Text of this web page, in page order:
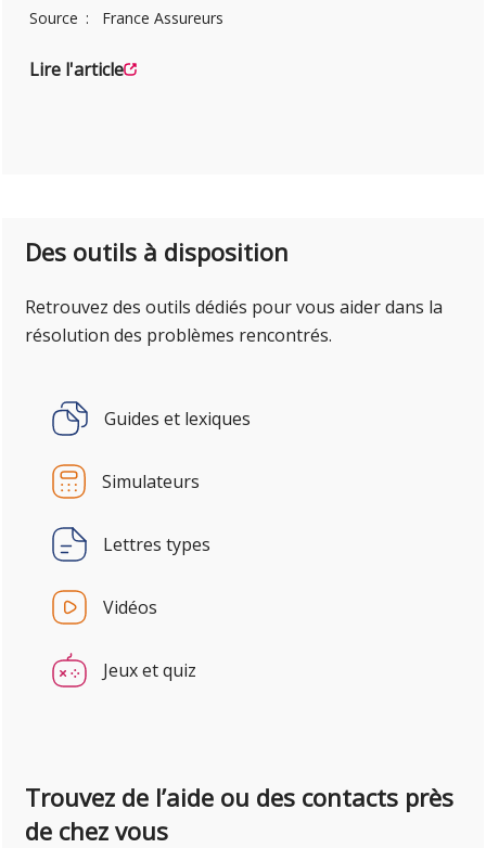
Source France Assureurs
Lire l'article
Des outils à disposition
Retrouvez des outils dédiés pour vous aider dans la
résolution des problèmes rencontrés.
Guides et lexiques
Simulateurs
Lettres types
Vidéos
Jeux et quiz
Trouvez de l’aide ou des contacts près
de chez vous